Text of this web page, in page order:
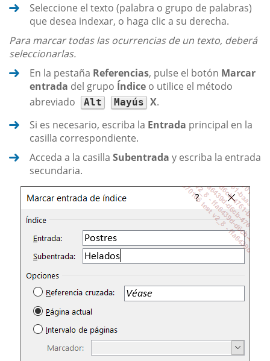
Seleccione el texto (palabra o grupo de palabras)
que desea indexar, o haga clic a su derecha.
Para marcar todas las ocurrencias de un texto, deberá
seleccionarlas.
En la pestaña Referencias, pulse el botón Marcar
entrada del grupo Índice o utilice el método
abreviado
Alt Mayús X.
Si es necesario, escriba la Entrada principal en la
casilla correspondiente.
Acceda a la casilla Subentrada y escriba la entrada
secundaria.